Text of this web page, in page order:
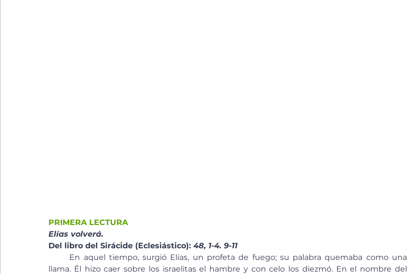
PRIMERA LECTURA
Elías volverá.
Del libro del Sirácide (Eclesiástico): 48, 1-4. 9-11
llama. Él hizo caer sobre los israelitas el hambre y con celo los diezmó. En el nombre del